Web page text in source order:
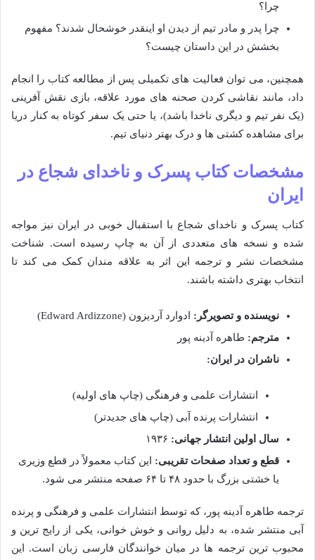
چرا؟
چرا پدر و مادر تیم از دیدن او اینقدر خوشحال شدند؟ مفهوم
بخشش در این داستان چیست؟
همچنین، می توان فعالیت های تکمیلی پس از مطالعه کتاب را انجام
داد، مانند نقاشی کردن صحنه های مورد علاقه، بازی نقش آفرینی
(یک نفر تیم و دیگری ناخدا باشد)، یا حتی یک سفر کوتاه به کنار دریا
برای مشاهده کشتی ها و درک بهتر دنیای تیم.
مشخصات کتاب پسرک و ناخدای شجاع در
ایران
کتاب پسرک و ناخدای شجاع با استقبال خوبی در ایران نیز مواجه
شده و نسخه های متعددی از آن به چاپ رسیده است. شناخت
مشخصات نشر و ترجمه این اثر به علاقه مندان کمک می کند تا
انتخاب بهتری داشته باشند.
نویسنده و تصویرگر: ادوارد آردیزون (Edward Ardizzone)
مترجم: طاهره آدینه پور
ناشران در ایران:
انتشارات علمی و فرهنگی (چاپ های اولیه)
انتشارات پرنده آبی (چاپ های جدیدتر)
سال اولین انتشار جهانی:
قطع و تعداد صفحات تقریبی: این کتاب معمولاً در قطع وزیری
یا خشتی بزرگ با حدود ۴۸ تا ۶۴ صفحه منتشر می شود.
ترجمه طاهره آدینه پور، که توسط انتشارات علمی و فرهنگی و پرنده
آبی منتشر شده، به دلیل روانی و خوش خوانی، یکی از رایج ترین و
محبوب ترین ترجمه ها در میان خوانندگان فارسی زبان است. این